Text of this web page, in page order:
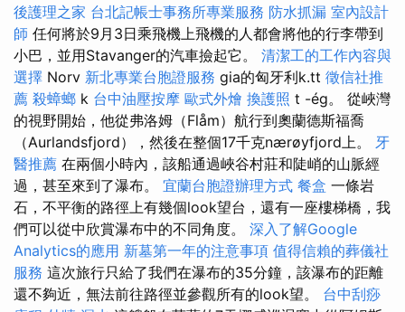
後護理之家 台北記帳士事務所專業服務 防水抓漏 室內設計
師 任何將於9月3日乘飛機上飛機的人都會將他的行李帶到
小巴，並用Stavanger的汽車撿起它。 清潔工的工作內容與
選擇 Norv 新北專業台胞證服務 gia的匈牙利k.tt 徵信社推
薦 殺蟑螂 k 台中油壓按摩 歐式外燴 換護照 t -ég。 從峽灣
的視野開始，他從弗洛姆（Flåm）航行到奧蘭德斯福喬
（Aurlandsfjord），然後在整個17千克nærøyfjord上。 牙
醫推薦 在兩個小時內，該船通過峽谷村莊和陡峭的山脈經
過，甚至來到了瀑布。 宜蘭台胞證辦理方式 餐盒 一條岩
石，不平衡的路徑上有幾個look望台，還有一座樓梯橋，我
們可以從中欣賞瀑布中的不同角度。 深入了解Google
Analytics的應用 新墓第一年的注意事項 值得信賴的葬儀社
服務 這次旅行只給了我們在瀑布的35分鐘，該瀑布的距離
還不夠近，無法前往路徑並參觀所有的look望。 台中刮痧